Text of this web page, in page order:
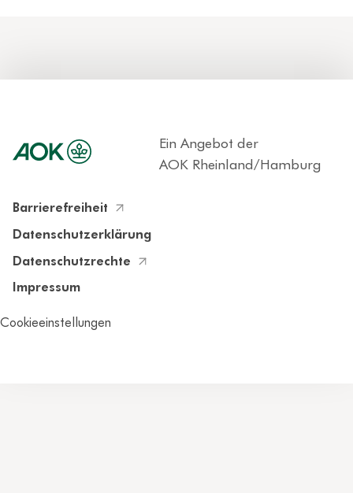
Ein Angebot der
AOK Rheinland/Hamburg
Barrierefreiheit
Datenschutzerklärung
Datenschutzrechte
Impressum
Cookieeinstellungen